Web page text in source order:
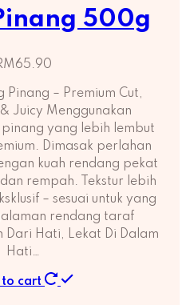
500g
65.90
Pinang – Premium Cut,
Juicy Menggunakan
yang lebih lembut
Dimasak perlahan
kuah rendang pekat
rempah. Tekstur lebih
– sesuai untuk yang
rendang taraf
Dari Hati, Lekat Di Dalam
Hati…
cart